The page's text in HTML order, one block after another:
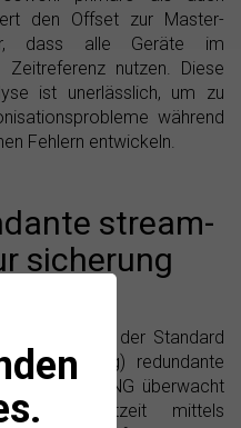
den Offset zur Master-
dass alle Geräte im
Zeitreferenz nutzen. Diese
ist unerlässlich, um zu
während
Fehlern entwickeln.
stream-
sicherung
sendet der Standard
Switching) redundante
der ATLAS NG überwacht
in Echtzeit mittels